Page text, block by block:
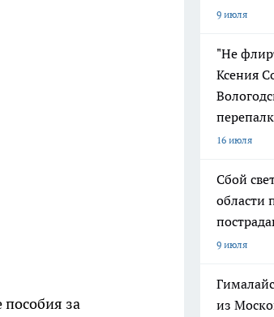
за
9 июля
"Не
Ксения
16 июля
Сбой
области
9 июля
из